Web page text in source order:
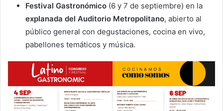
Festival Gastronómico (6 y 7 de septiembre) en la
explanada del Auditorio Metropolitano, abierto al
público general con degustaciones, cocina en vivo,
pabellones temáticos y música.